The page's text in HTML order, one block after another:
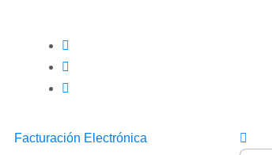
Facturación Electrónica